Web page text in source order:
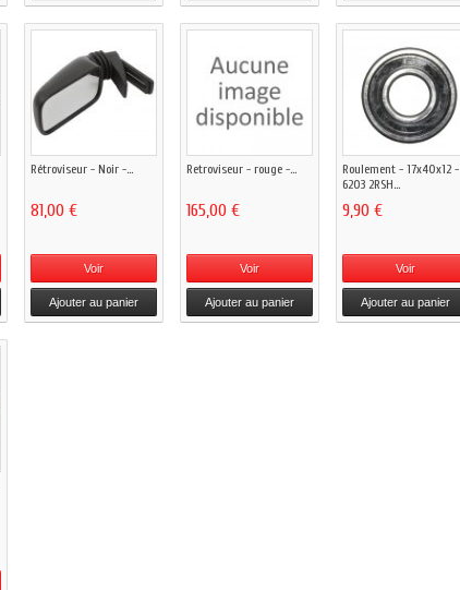
Rétroviseur - Noir -...
81,00 €
Voir
Ajouter au panier
Retroviseur - rouge -...
165,00 €
Voir
Ajouter au panier
Roulement - 17x40x12 -
6203 2RSH...
9,90 €
Voir
Ajouter au panier